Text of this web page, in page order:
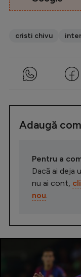
cristi chivu
Adaugă
Pentru a
Dacă ai deja
nu ai cont,
nou